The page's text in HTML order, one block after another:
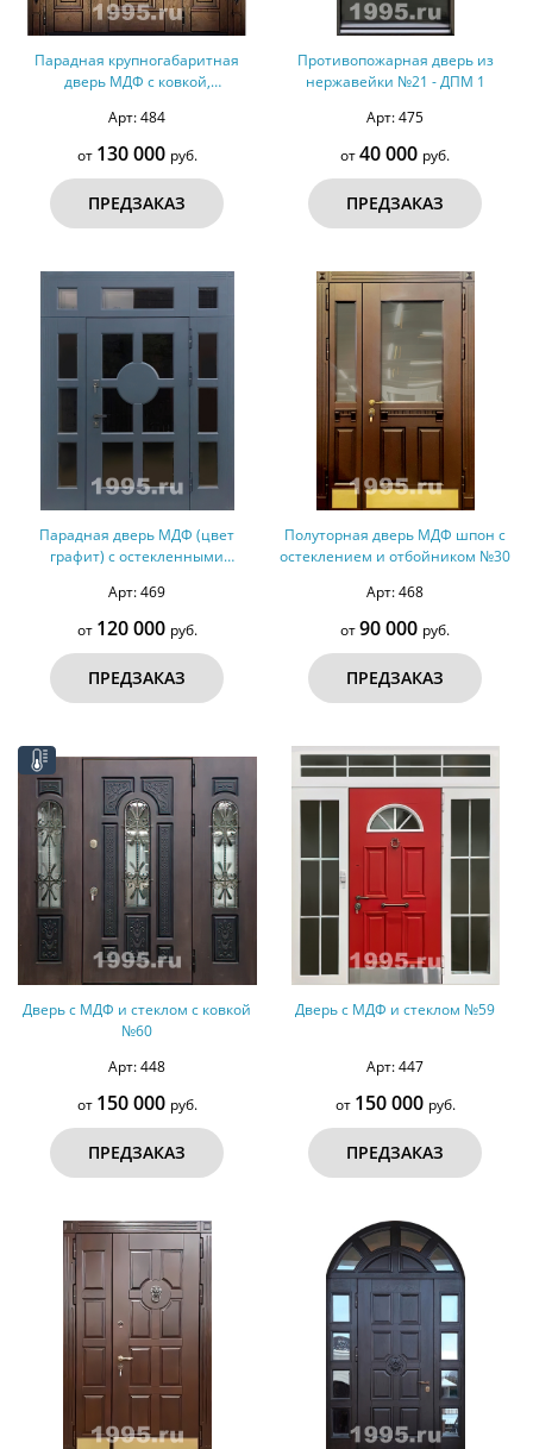
Парадная крупногабаритная
дверь МДФ с ковкой,
Арт: 484
от 130 000 руб.
ПРЕДЗАКАЗ
Противопожарная дверь из
нержавейки №21 - ДПМ 1
Арт: 475
от40 000 руб.
ПРЕДЗАКАЗ
Парадная дверь МДФ (цвет
графит) с остекленными
Арт: 469
от 120 000 руб.
ПРЕДЗАКАЗ
Полуторная дверь МДФ шпон с
остеклением и отбойником №30
Арт: 468
от90 000 руб.
ПРЕДЗАКАЗ
Дверь с МДФ и стеклом с ковкой
№60
Арт: 448
от 150 000 руб.
ПРЕДЗАКАЗ
Дверь с МДФ и стеклом №59
Арт: 447
от 150 000 руб.
ПРЕДЗАКАЗ